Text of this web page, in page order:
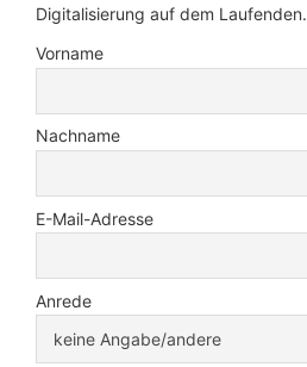
Digitalisierung auf dem Laufenden.
Vorname
Nachname
E-Mail-Adresse
Anrede